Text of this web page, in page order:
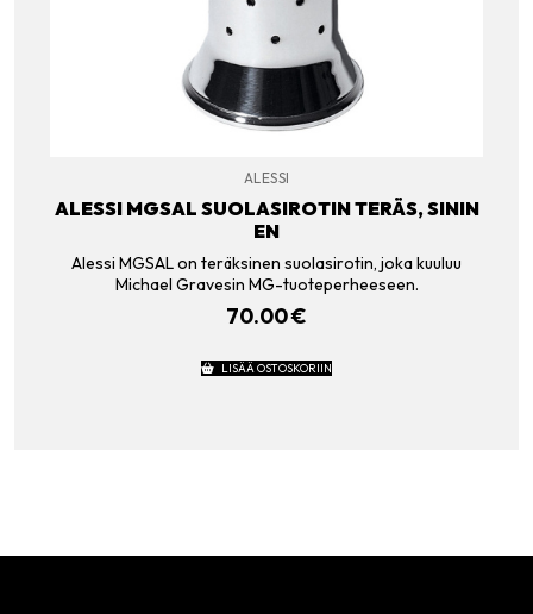
ALESSI
ALESSI MGSAL SUOLASIROTIN TERÄS, SININ
EN
Alessi MGSAL on teräksinen suolasirotin, joka kuuluu
Michael Gravesin MG-tuoteperheeseen.
70.00€
LISÄÄ OSTOSKORIIN